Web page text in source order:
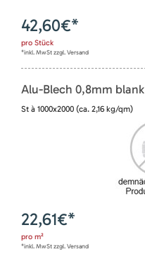
42,60€*
pro Stück
*inkl. MwSt zzgl. Versand
Alu-Blech 0,8mm blank
St à 1000x2000 (ca. 2,16 kg/qm)
22,61€*
pro m²
*inkl. MwSt zzgl. Versand